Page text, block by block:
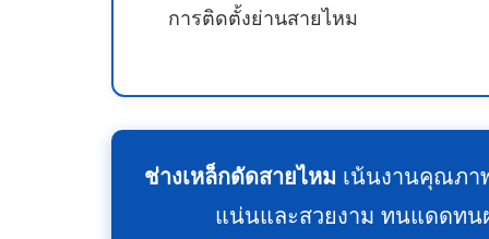
การติดตั้งย่านสายไหม
ช่างเหล็กดัดสายไหม เน้นงานคุณภา
แน่นและสวยงาม ทนแดดทน